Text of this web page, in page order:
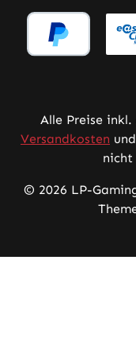
Alle Preise
Versandkosten
nicht
© 2026 LP-